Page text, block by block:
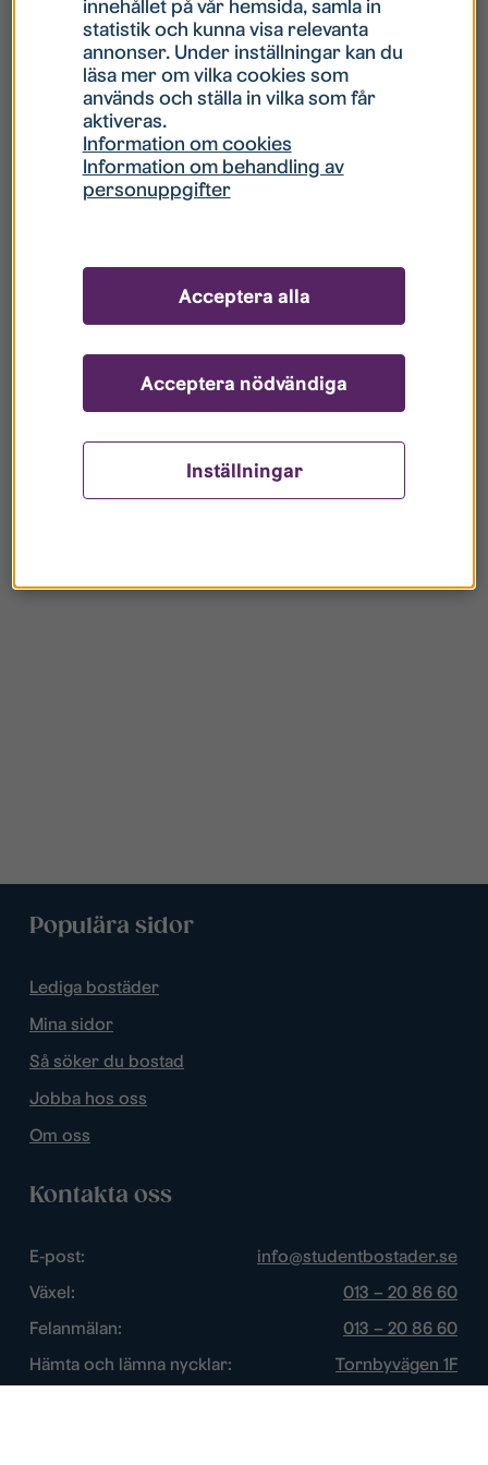
Hur gör jag om mitt konto är låst?
Hur gör jag när jag glömt mitt lösenord?
Vad innebär Gästkonto/Gästanvändare?
Populära sidor
Lediga bostäder
Mina sidor
Så söker du bostad
Jobba hos oss
Om oss
Kontakta oss
E-post:
info@studentbostader.se
Växel:
013 – 20 86 60
Felanmälan:
013 – 20 86 60
Hämta och lämna nycklar:
Tornbyvägen 1F
innehållet på vår hemsida, samla in
statistik och kunna visa relevanta
annonser. Under inställningar kan du
läsa mer om vilka cookies som
används och ställa in vilka som får
aktiveras.
Information om cookies
Information om behandling av
personuppgifter
Inställningar
Acceptera nödvändiga
Acceptera alla